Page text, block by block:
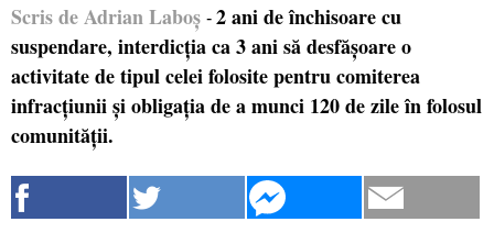
Scris de Adrian Laboș - 2 ani de închisoare cu
suspendare, interdicția ca 3 ani să desfășoare o
activitate de tipul celei folosite pentru comiterea
infracțiunii și obligația de a munci 120 de zile în folosul
comunității.